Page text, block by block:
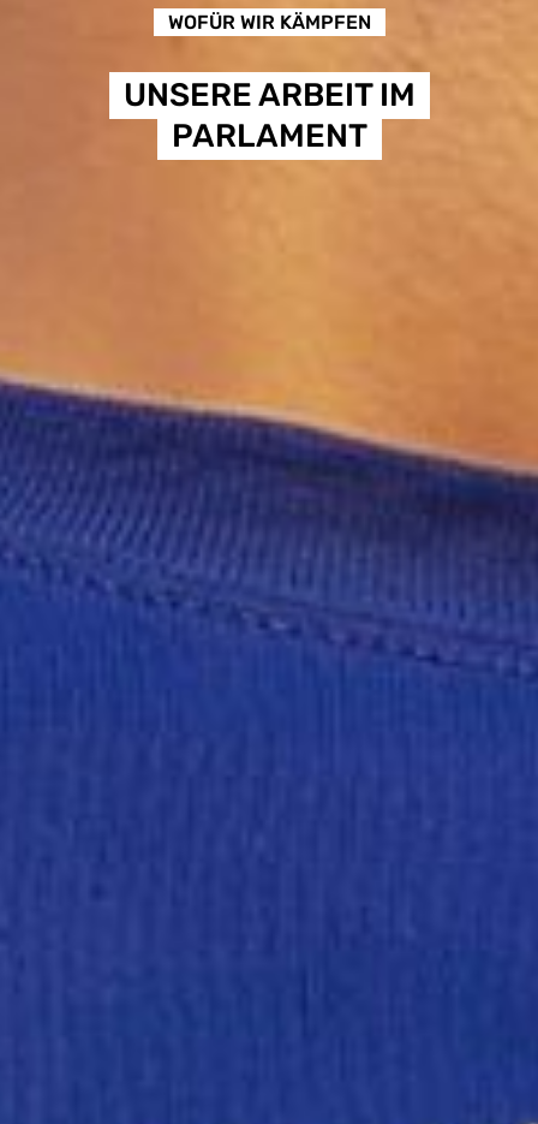
WOFÜR WIR KÄMPFEN
UNSERE ARBEIT IM
PARLAMENT